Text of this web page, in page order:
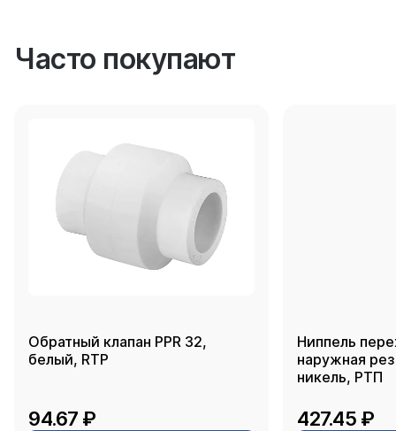
Часто покупают
Обратный клапан PPR 32,
белый, RTP
94.67 ₽
Ниппель
наружная
никель, РТП
427.45 ₽